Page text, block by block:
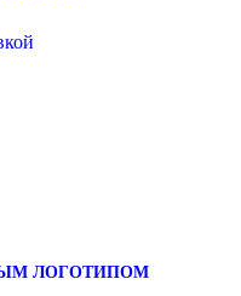
ЛОГОТИПОМ